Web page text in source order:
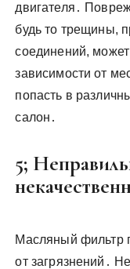
двигателя․
будь то трещины,
соединений,
зависимости от
попасть в
салон․
5;
Масляный фильтр
от загрязнений․